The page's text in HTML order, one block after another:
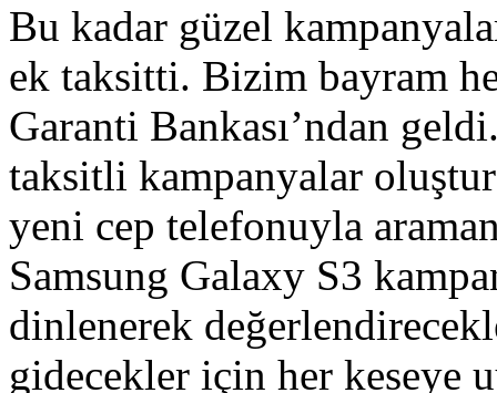
Bu kadar güzel
ek taksitti. Bizim bayram
Garanti Bankası’ndan
taksitli kampanyalar
yeni cep telefonuyla
Samsung Galaxy S3
dinlenerek
gidecekler için her keseye